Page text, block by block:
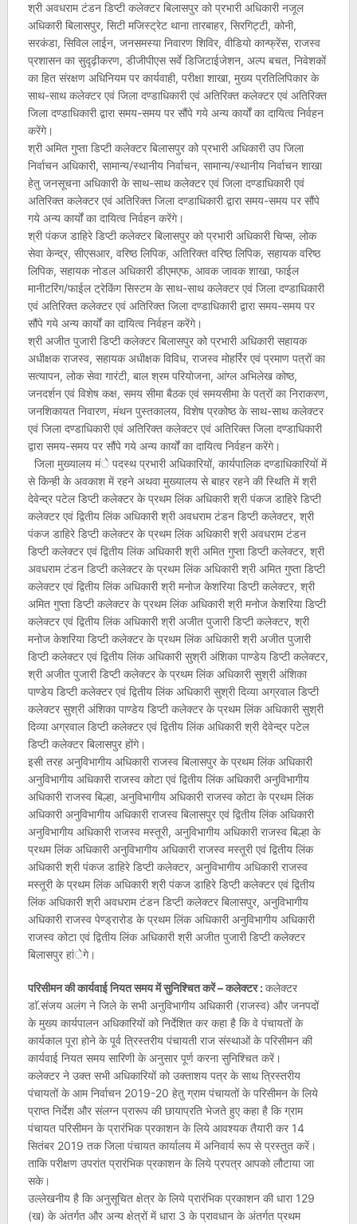
श्री अवधराम टंडन डिप्टी कलेक्टर बिलासपुर को प्रभारी अधिकारी नजूल
अधिकारी बिलासपुर, सिटी मजिस्ट्रेट थाना तारबाहर, सिरगिट्टी, कोनी,
सरकंडा, सिविल लाईन, जनसमस्या निवारण शिविर, वीडियो कान्फ्रेंस, राजस्व
प्रशासन का सुदृढ़ीकरण, डीजीपीएस सर्वे डिजिटाईजेशन, अल्प बचत, निवेशकों
का हित संरक्षण अधिनियम पर कार्यवाही, परीक्षा शाखा, मुख्य प्रतिलिपिकार के
साथ-साथ कलेक्टर एवं जिला दण्डाधिकारी एवं अतिरिक्त कलेक्टर एवं अतिरिक्त
जिला दण्डाधिकारी द्वारा समय-समय पर सौंपे गये अन्य कार्यों का दायित्व निर्वहन
करेंगे।
श्री अमित गुप्ता डिप्टी कलेक्टर बिलासपुर को प्रभारी अधिकारी उप जिला
निर्वाचन अधिकारी, सामान्य/स्थानीय निर्वाचन, सामान्य/स्थानीय निर्वाचन शाखा
हेतु जनसूचना अधिकारी के साथ-साथ कलेक्टर एवं जिला दण्डाधिकारी एवं
अतिरिक्त कलेक्टर एवं अतिरिक्त जिला दण्डाधिकारी द्वारा समय-समय पर सौंपे
गये अन्य कार्यों का दायित्व निर्वहन करेंगे।
श्री पंकज डाहिरे डिप्टी कलेक्टर बिलासपुर को प्रभारी अधिकारी चिप्स, लोक
सेवा केन्द्र, सीएसआर, वरिष्ठ लिपिक, अतिरिक्त वरिष्ठ लिपिक, सहायक वरिष्ठ
लिपिक, सहायक नोडल अधिकारी डीएमएफ, आवक जावक शाखा, फाईल
मानीटरिंग/फाईल ट्रेकिंग सिस्टम के साथ-साथ कलेक्टर एवं जिला दण्डाधिकारी
एवं अतिरिक्त कलेक्टर एवं अतिरिक्त जिला दण्डाधिकारी द्वारा समय-समय पर
सौंपे गये अन्य कार्यों का दायित्व निर्वहन करेंगे।
श्री अजीत पुजारी डिप्टी कलेक्टर बिलासपुर को प्रभारी अधिकारी सहायक
अधीक्षक राजस्व, सहायक अधीक्षक विविध, राजस्व मोहर्रिर एवं प्रमाण पत्रों का
सत्यापन, लोक सेवा गारंटी, बाल श्रम परियोजना, आंग्ल अभिलेख कोष्ठ,
जनदर्शन एवं विशेष कक्ष, समय सीमा बैठक एवं समयसीमा के पत्रों का निराकरण,
जनशिकायत निवारण, मंथन पुस्तकालय, विशेष प्रकोष्ठ के साथ-साथ कलेक्टर
एवं जिला दण्डाधिकारी एवं अतिरिक्त कलेक्टर एवं अतिरिक्त जिला दण्डाधिकारी
द्वारा समय-समय पर सौंपे गये अन्य कार्यों का दायित्व निर्वहन करेंगे।
जिला मुख्यालय मंे पदस्थ प्रभारी अधिकारियों, कार्यपालिक दण्डाधिकारियों में
से किन्ही के अवकाश में रहने अथवा मुख्यालय से बाहर रहने की स्थिति में श्री
देवेन्द्र पटेल डिप्टी कलेक्टर के प्रथम लिंक अधिकारी श्री पंकज डाहिरे डिप्टी
कलेक्टर एवं द्वितीय लिंक अधिकारी श्री अवधराम टंडन डिप्टी कलेक्टर, श्री
पंकज डाहिरे डिप्टी कलेक्टर के प्रथम लिंक अधिकारी श्री अवधराम टंडन
डिप्टी कलेक्टर एवं द्वितीय लिंक अधिकारी श्री अमित गुप्ता डिप्टी कलेक्टर, श्री
अवधराम टंडन डिप्टी कलेक्टर के प्रथम लिंक अधिकारी श्री अमित गुप्ता डिप्टी
कलेक्टर एवं द्वितीय लिंक अधिकारी श्री मनोज केशरिया डिप्टी कलेक्टर, श्री
अमित गुप्ता डिप्टी कलेक्टर के प्रथम लिंक अधिकारी श्री मनोज केशरिया डिप्टी
कलेक्टर एवं द्वितीय लिंक अधिकारी श्री अजीत पुजारी डिप्टी कलेक्टर, श्री
मनोज केशरिया डिप्टी कलेक्टर के प्रथम लिंक अधिकारी श्री अजीत पुजारी
डिप्टी कलेक्टर एवं द्वितीय लिंक अधिकारी सुश्री अंशिका पाण्डेय डिप्टी कलेक्टर,
श्री अजीत पुजारी डिप्टी कलेक्टर के प्रथम लिंक अधिकारी सुश्री अंशिका
पाण्डेय डिप्टी कलेक्टर एवं द्वितीय लिंक अधिकारी सुश्री दिव्या अग्रवाल डिप्टी
कलेक्टर सुश्री अंशिका पाण्डेय डिप्टी कलेक्टर के प्रथम लिंक अधिकारी सुश्री
दिव्या अग्रवाल डिप्टी कलेक्टर एवं द्वितीय लिंक अधिकारी श्री देवेन्द्र पटेल
डिप्टी कलेक्टर बिलासपुर होंगे।
इसी तरह अनुविभागीय अधिकारी राजस्व बिलासपुर के प्रथम लिंक अधिकारी
अनुविभागीय अधिकारी राजस्व कोटा एवं द्वितीय लिंक अधिकारी अनुविभागीय
अधिकारी राजस्व बिल्हा, अनुविभागीय अधिकारी राजस्व कोटा के प्रथम लिंक
अधिकारी अनुविभागीय अधिकारी राजस्व बिलासपुर एवं द्वितीय लिंक अधिकारी
अनुविभागीय अधिकारी राजस्व मस्तूरी, अनुविभागीय अधिकारी राजस्व बिल्हा के
प्रथम लिंक अधिकारी अनुविभागीय अधिकारी राजस्व मस्तूरी एवं द्वितीय लिंक
अधिकारी श्री पंकज डाहिरे डिप्टी कलेक्टर, अनुविभागीय अधिकारी राजस्व
मस्तूरी के प्रथम लिंक अधिकारी श्री पंकज डाहिरे डिप्टी कलेक्टर एवं द्वितीय
लिंक अधिकारी श्री अवधराम टंडन डिप्टी कलेक्टर बिलासपुर, अनुविभागीय
अधिकारी राजस्व पेण्ड्रारोड के प्रथम लिंक अधिकारी अनुविभागीय अधिकारी
राजस्व कोटा एवं द्वितीय लिंक अधिकारी श्री अजीत पुजारी डिप्टी कलेक्टर
बिलासपुर हांेगे।
परिसीमन की कार्यवाई नियत समय में सुनिश्चित करें – कलेक्टर :कलेक्टर
डाॅ.संजय अलंग ने जिले के सभी अनुविभागीय अधिकारी (राजस्व) और जनपदों
के मुख्य कार्यपालन अधिकारियों को निर्देशित कर कहा है कि वे पंचायतों के
कार्यकाल पूरा होने के पूर्व त्रिस्तरीय पंचायती राज संस्थाओं के परिसीमन की
कार्यवाई नियत समय सारिणी के अनुसार पूर्ण करना सुनिश्चित करें।
कलेक्टर ने उक्त सभी अधिकारियों को उक्ताशय पत्र के साथ त्रिस्तरीय
पंचायतों के आम निर्वाचन 2019-20 हेतु ग्राम पंचायतों के परिसीमन के लिये
प्राप्त निर्देश और संलग्न प्रारूप की छायाप्रति भेजते हुए कहा है कि ग्राम
पंचायत परिसीमन के प्रारंभिक प्रकाशन के लिये आवश्यक तैयारी कर 14
सितंबर 2019 तक जिला पंचायत कार्यालय में अनिवार्य रूप से प्रस्तुत करें।
ताकि परीक्षण उपरांत प्रारंभिक प्रकाशन के लिये प्रपत्र आपको लौटाया जा
सके।
उल्लेखनीय है कि अनुसूचित क्षेत्र के लिये प्रारंभिक प्रकाशन की धारा 129
(ख) के अंतर्गत और अन्य क्षेत्रों में धारा 3 के प्रावधान के अंतर्गत प्रथम